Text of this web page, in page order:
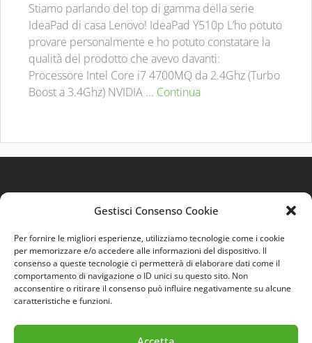
Gestisci Consenso Cookie
Per fornire le migliori esperienze, utilizziamo tecnologie come i cookie
per memorizzare e/o accedere alle informazioni del dispositivo. Il
consenso a queste tecnologie ci permetterà di elaborare dati come il
comportamento di navigazione o ID unici su questo sito. Non
acconsentire o ritirare il consenso può influire negativamente su alcune
caratteristiche e funzioni.
Stiamo parlando del top di gamma della serie
IdeaPad di casa Lenovo! IdeaPad Y510p L’ho potuto
provare personalmente e ho potuto constatare la
qualità del prodotto che avevo davanti:
Processore Intel Core i7 4700MQ da 2.4Ghz (Turbo
Boost a 3.4Ghz) NVIDIA ... Continua
Quest'opera è distribuita con LicenzaCreative
Commons 3.0 Italia.